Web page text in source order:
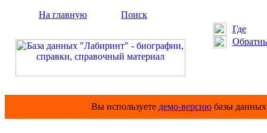
На главную
Поиск
Где
Вы используете демо-версию базы